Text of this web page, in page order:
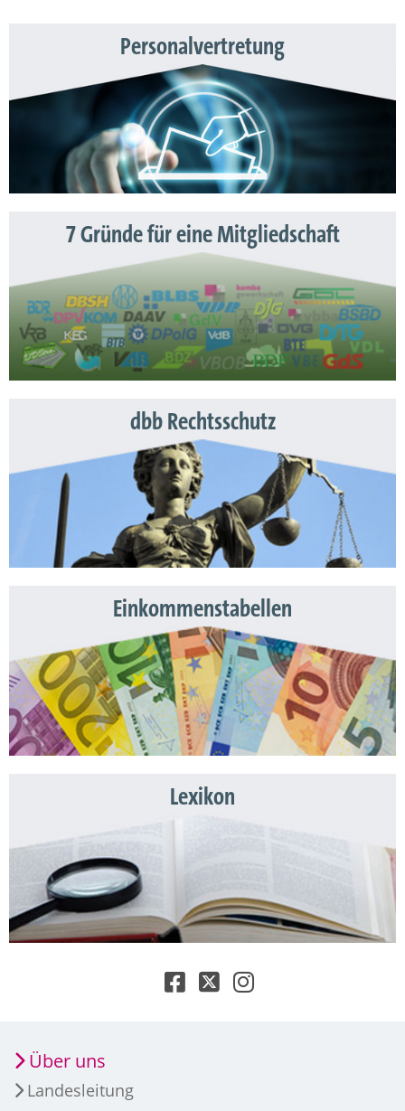
Personalvertretung
7 Gründe für eine Mitgliedschaft
dbb Rechtsschutz
Einkommenstabellen
Lexikon
Über uns
Landesleitung